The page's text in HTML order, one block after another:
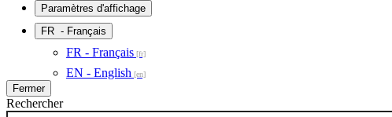
Paramètres d'affichage
FR - Français
FR - Français
EN - English
Fermer
Rechercher